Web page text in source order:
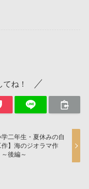
ね！
学二年生・夏休みの自
作】海のジオラマ作
後編～